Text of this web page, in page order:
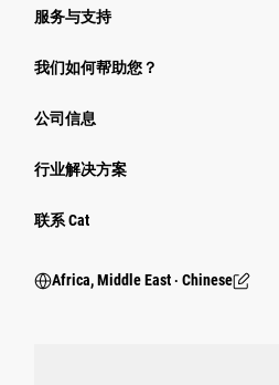
服务与支持
我们如何帮助您？
公司信息
行业解决方案
行业
联系 Cat
Africa, Middle East ‧ Chinese